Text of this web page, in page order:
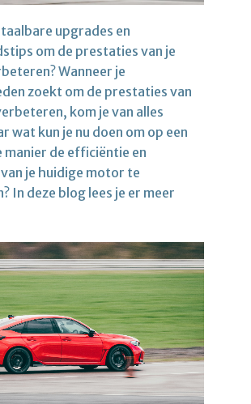
upgrades en
om de prestaties van je
Wanneer je
zoekt om de prestaties van
kom je van alles
wat kun je nu doen om op een
manier de efficiëntie en
je huidige motor te
In deze blog lees je er meer